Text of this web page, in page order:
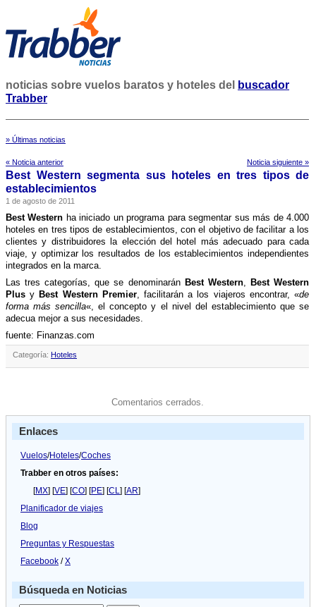
noticias sobre vuelos baratos y hoteles del
buscador
Trabber
» Últimas noticias
« Noticia anterior Noticia siguiente »
Best Western segmenta sus hoteles en tres tipos de
establecimientos
1 de agosto de 2011
Best Western ha iniciado un programa para segmentar sus más de 4.000
hoteles en tres tipos de establecimientos, con el objetivo de facilitar a los
clientes y distribuidores la elección del hotel más adecuado para cada
viaje, y optimizar los resultados de los establecimientos independientes
integrados en la marca.
Las tres categorí­as, que se denominarán Best Western, Best Western
Plus y Best Western Premier, facilitarán a los viajeros encontrar, «de
forma más sencilla«, el concepto y el nivel del establecimiento que se
adecua mejor a sus necesidades.
fuente: Finanzas.com
Categoría: Hoteles
Comentarios cerrados.
Enlaces
Vuelos/Hoteles/Coches
Trabber en otros países:
[MX] [VE] [CO] [PE] [CL] [AR]
Planificador de viajes
Blog
Preguntas y Respuestas
Facebook /X
Búsqueda en Noticias